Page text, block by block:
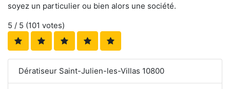
soyez un particulier ou bien alors une société.
5 / 5 (101 votes)
Dératiseur Saint-Julien-les-Villas 10800